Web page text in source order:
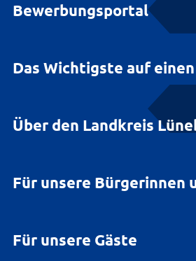
Bewerbungsportal
Das Wichtigste auf
Über den Landkreis
Für unsere Bürgerinnen
Für unsere Gäste